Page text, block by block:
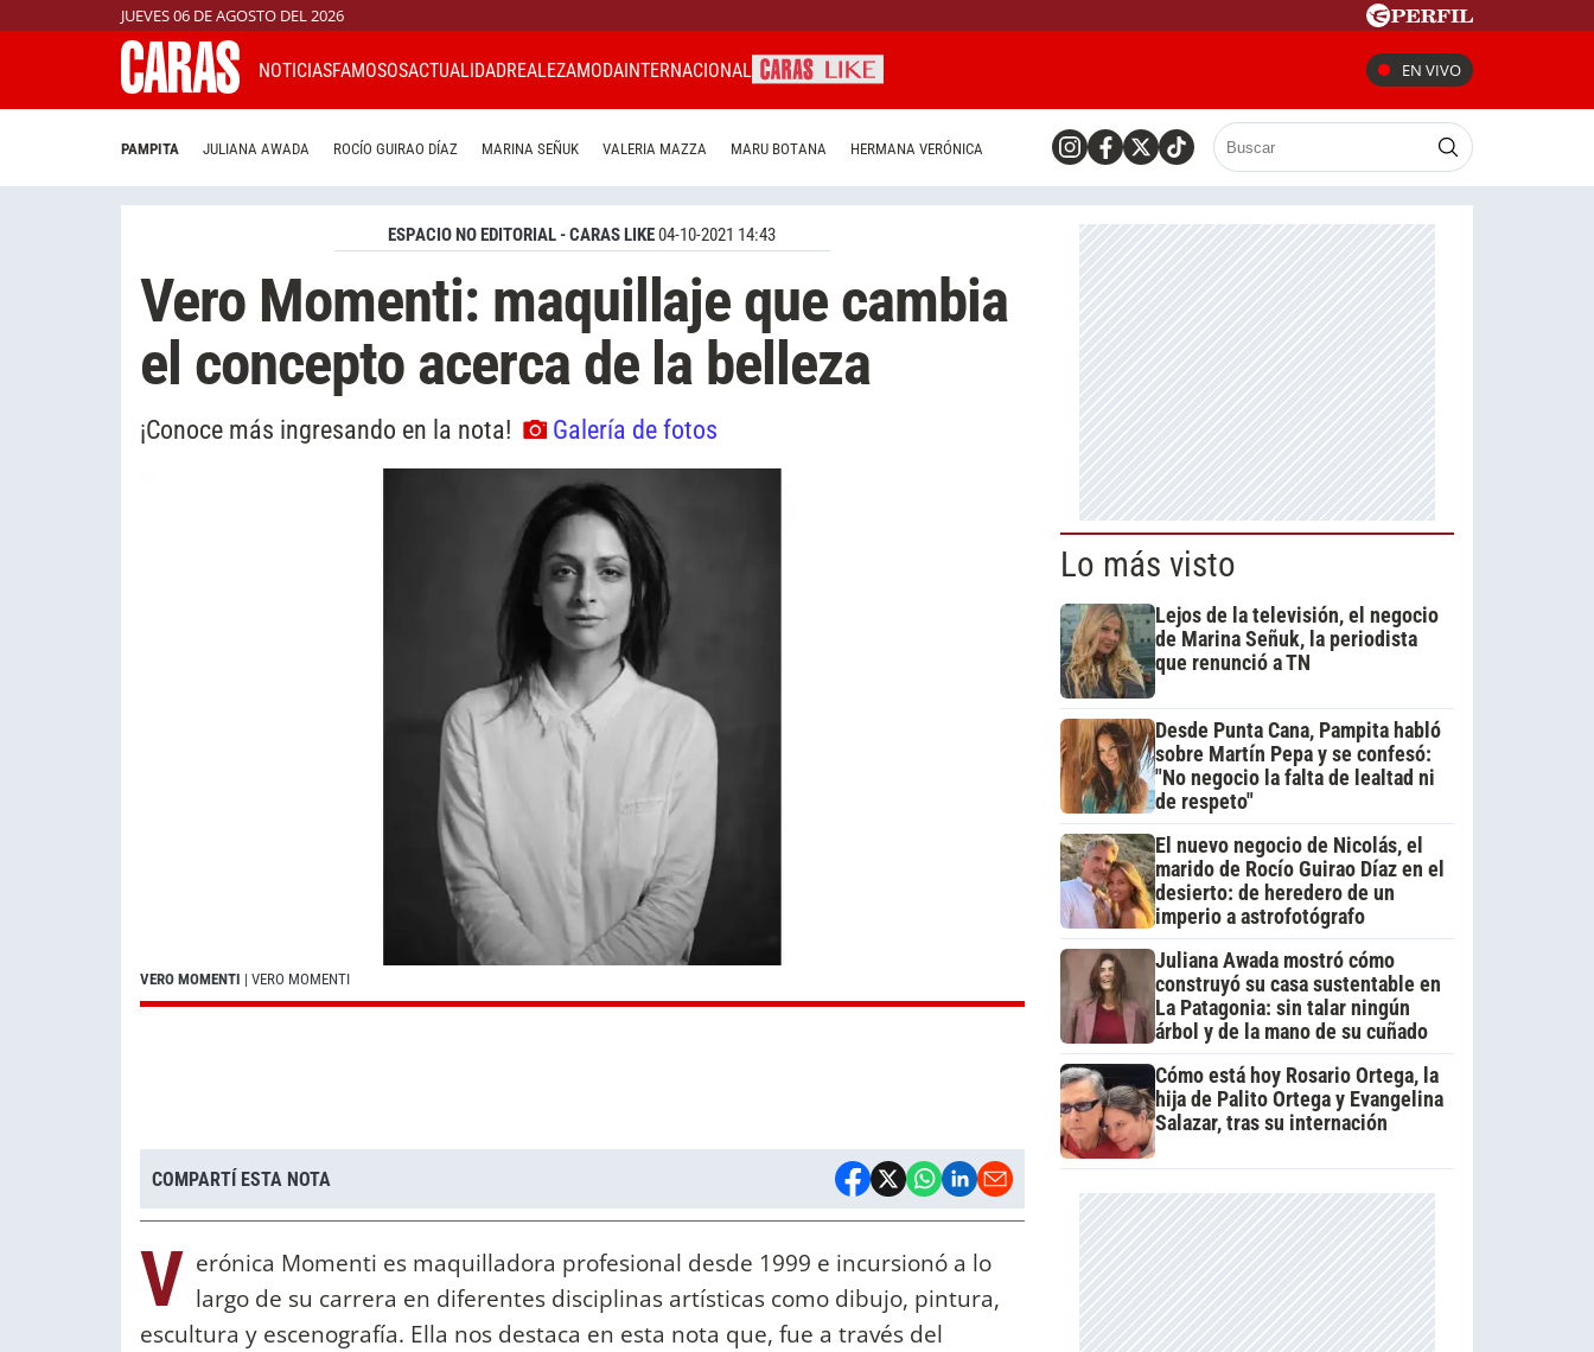
JUEVES 06 DE AGOSTO DEL 2026
NOTICIASFAMOSOSACTUALIDADREALEZAMODAINTERNACIONAL EN VIVO
PAMPITA JULIANA AWADA ROCÍO GUIRAO DÍAZ MARINA SEÑUK VALERIA MAZZA MARU BOTANA HERMANA VERÓNICA
ESPACIO NO EDITORIAL - CARAS LIKE04-10-2021 14:43
Vero Momenti: maquillaje que cambia
el concepto acerca de la belleza
¡Conoce más ingresando en la nota! Galería de fotos
VERO MOMENTI | VERO MOMENTI
COMPARTÍ ESTA NOTA
V erónica Momenti es maquilladora profesional desde 1999 e incursionó a lo
largo de su carrera en diferentes disciplinas artísticas como dibujo, pintura,
escultura y escenografía. Ella nos destaca en esta nota que, fue a través del
Lo más visto
Lejos de la televisión, el negocio
de Marina Señuk, la periodista
que renunció a TN
Desde Punta Cana, Pampita habló
sobre Martín Pepa y se confesó:
"No negocio la falta de lealtad ni
de respeto"
El nuevo negocio de Nicolás, el
marido de Rocío Guirao Díaz en el
desierto: de heredero de un
imperio a astrofotógrafo
Juliana Awada mostró cómo
construyó su casa sustentable en
La Patagonia: sin talar ningún
árbol y de la mano de su cuñado
Cómo está hoy Rosario Ortega, la
hija de Palito Ortega y Evangelina
Salazar, tras su internación